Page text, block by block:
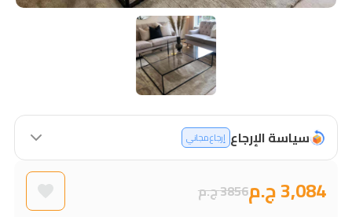
سياسة الإرجاع إرجاع مجاني
3,084 ج.م 3856 ج.م